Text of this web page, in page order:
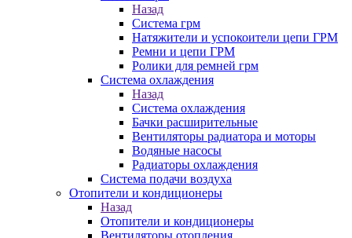
Назад
Система грм
Натяжители и успокоители цепи ГРМ
Ремни и цепи ГРМ
Ролики для ремней грм
Система охлаждения
Назад
Система охлаждения
Бачки расширительные
Вентиляторы радиатора и моторы
Водяные насосы
Радиаторы охлаждения
Система подачи воздуха
Отопители и кондиционеры
Назад
Отопители и кондиционеры
Вентиляторы отопления